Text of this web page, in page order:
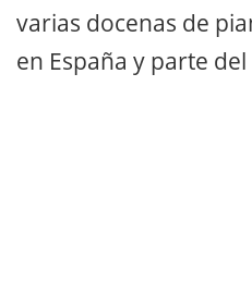
varias docenas de
en España y parte